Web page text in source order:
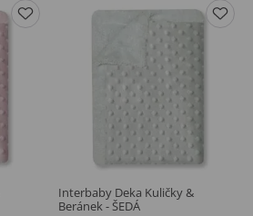
Interbaby Deka Kuličky &
Beránek - ŠEDÁ